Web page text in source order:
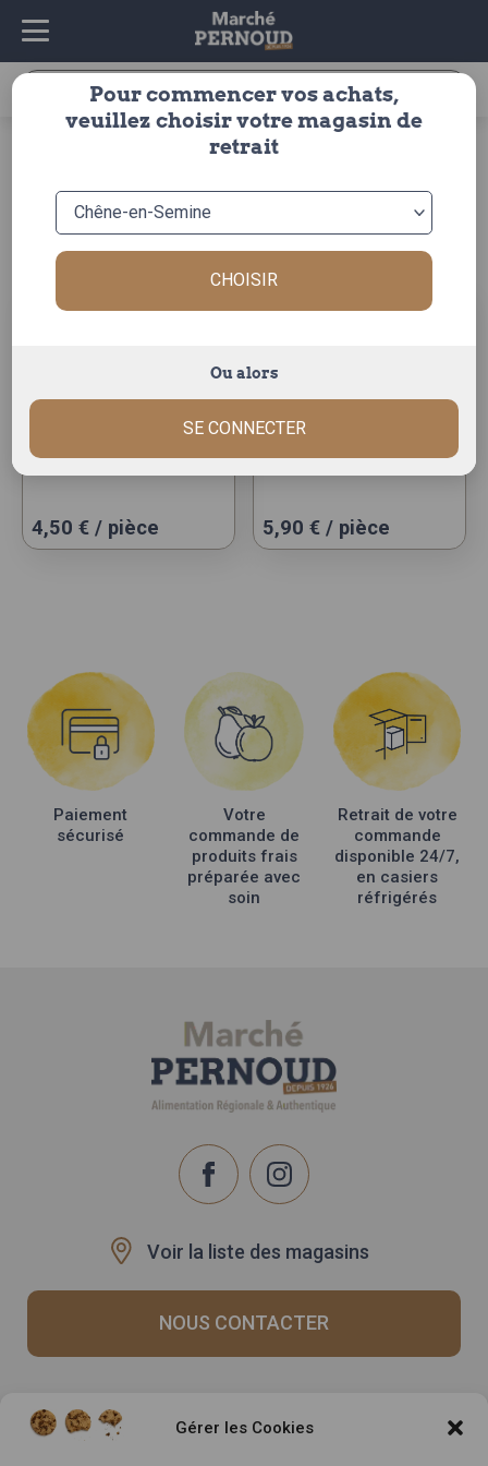
Gérer les Cookies
Recherche
Pour commencer vos achats,
veuillez choisir votre magasin de
retrait
CHOISIR
Ou alors
SE CONNECTER
épicerie salée >
Trier par :
le paquet de 120g
4,50 € / pièce
tomme de savoie 110g
5,90 € / pièce
Paiement
sécurisé
Votre
commande de
produits frais
préparée avec
soin
Retrait de votre
commande
disponible 24/7,
en casiers
réfrigérés
Voir la liste des magasins
NOUS CONTACTER
Recrutement
Rappels produits